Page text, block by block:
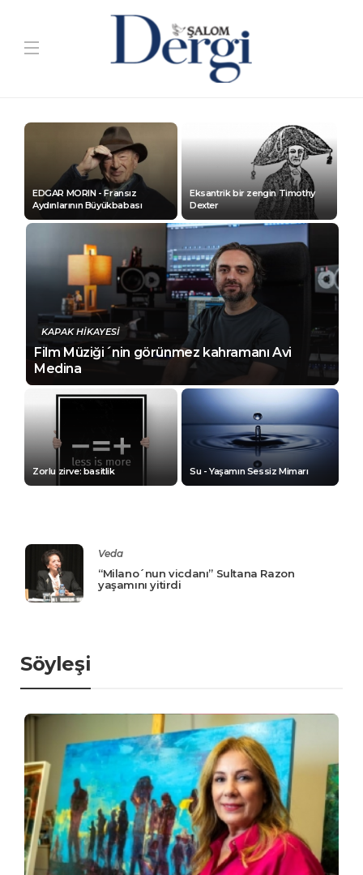
EDGAR MORIN - Fransız
Aydınlarının Büyükbabası
Eksantrik bir zengin Timothy
Dexter
KAPAK HİKAYESİ
Film Müziği´nin görünmez kahramanı Avi
Medina
Zorlu zirve: basitlik Su - Yaşamın Sessiz Mimarı
Veda
“Milano´nun vicdanı” Sultana Razon
yaşamını yitirdi
Söyleşi